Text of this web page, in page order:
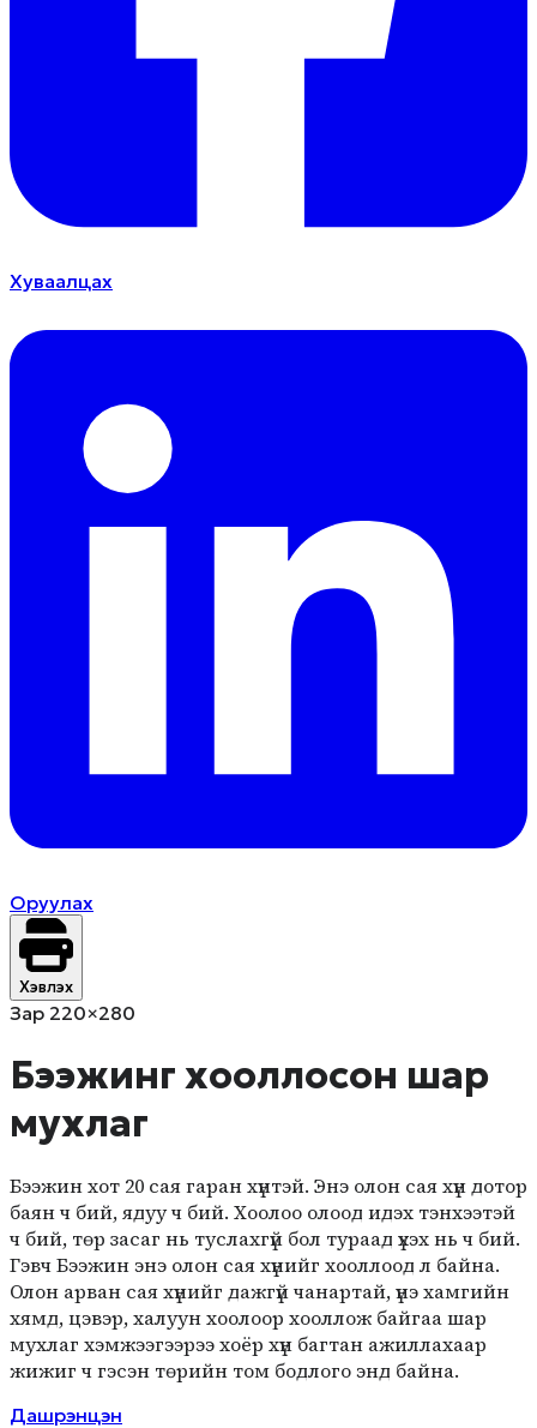
Хуваалцах
Оруулах
Хэвлэх
Зар 220×280
Бээжинг хооллосон шар
мухлаг
Бээжин хот 20 сая гаран хүнтэй. Энэ олон сая хүн дотор
баян ч бий, ядуу ч бий. Хоолоо олоод идэх тэнхээтэй
ч бий, төр засаг нь туслахгүй бол тураад үхэх нь ч бий.
Гэвч Бээжин энэ олон сая хүнийг хооллоод л байна.
Олон арван сая хүнийг дажгүй чанартай, үнэ хамгийн
хямд, цэвэр, халуун хоолоор хооллож байгаа шар
мухлаг хэмжээгээрээ хоёр хүн багтан ажиллахаар
жижиг ч гэсэн төрийн том бодлого энд байна.
Дашрэнцэн